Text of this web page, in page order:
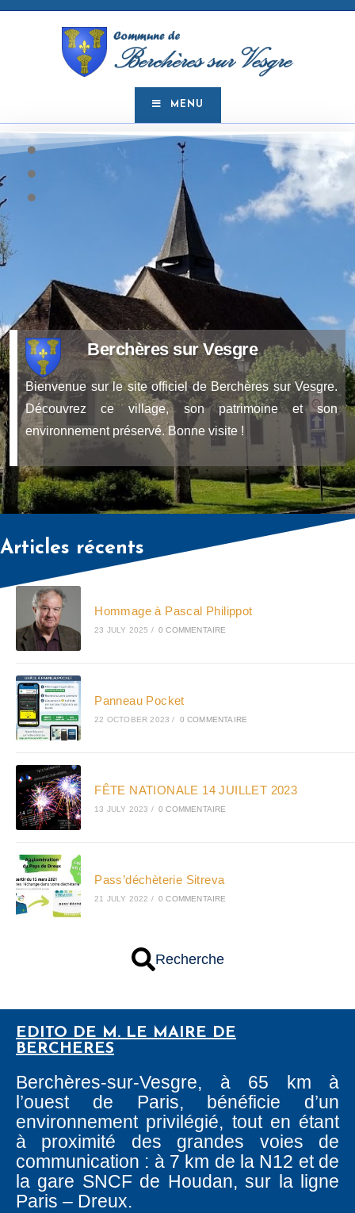
MENU
Berchères sur Vesgre
Bienvenue sur le site officiel de Berchères sur Vesgre.
Découvrez ce village, son patrimoine et son
environnement préservé. Bonne visite !
Articles récents
Hommage à Pascal Philippot
23 JULY 2025 / 0 COMMENTAIRE
Panneau Pocket
22 OCTOBER 2023 / 0 COMMENTAIRE
FÊTE NATIONALE 14 JUILLET 2023
13 JULY 2023 / 0 COMMENTAIRE
Pass’déchèterie Sitreva
21 JULY 2022 / 0 COMMENTAIRE
Recherche
EDITO DE M. LE MAIRE DE
BERCHERES
Berchères-sur-Vesgre, à 65 km à
l’ouest de Paris, bénéficie d’un
environnement privilégié, tout en étant
à proximité des grandes voies de
communication : à 7 km de la N12 et de
la gare SNCF de Houdan, sur la ligne
Paris – Dreux.